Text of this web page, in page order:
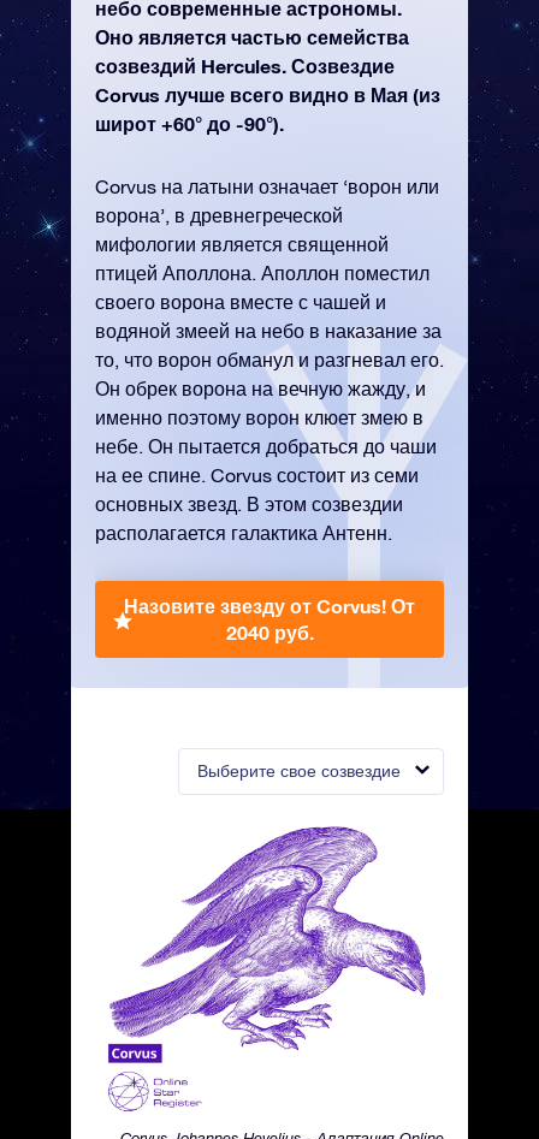
Выберите свое созвездие
небо современные астрономы.
Оно является частью семейства
созвездий Hercules. Созвездие
Corvus лучше всего видно в Мая (из
широт +60° до -90°).
Corvus на латыни означает ‘ворон или
ворона’, в древнегреческой
мифологии является священной
птицей Аполлона. Аполлон поместил
своего ворона вместе с чашей и
водяной змеей на небо в наказание за
то, что ворон обманул и разгневал его.
Он обрек ворона на вечную жажду, и
именно поэтому ворон клюет змею в
небе. Он пытается добраться до чаши
на ее спине. Corvus состоит из семи
основных звезд. В этом созвездии
располагается галактика Антенн.
Назовите звезду от Corvus! От
2040 руб.